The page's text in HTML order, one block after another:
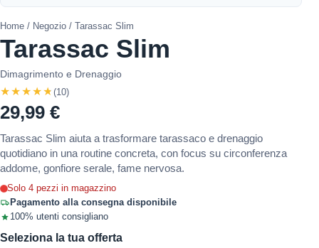
Home / Negozio / Tarassac Slim
Tarassac Slim
Dimagrimento e Drenaggio
★★★★★ (10)
29,99 €
Tarassac Slim aiuta a trasformare tarassaco e drenaggio
quotidiano in una routine concreta, con focus su circonferenza
addome, gonfiore serale, fame nervosa.
Solo 4 pezzi in magazzino
Pagamento alla consegna disponibile
100% utenti consigliano
Seleziona la tua offerta